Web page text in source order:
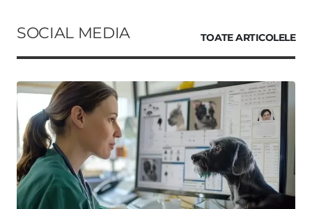
SOCIAL MEDIA TOATE ARTICOLELE